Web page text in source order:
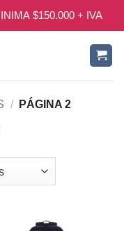
$150.000 + IVA
/ PÁGINA 2